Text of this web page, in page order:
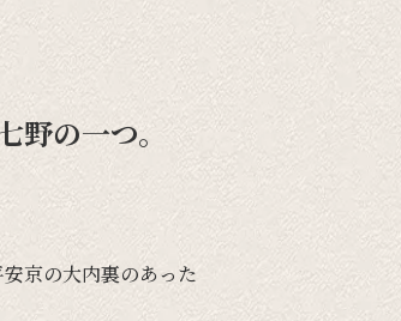
の一つ。
京の大内裏のあった